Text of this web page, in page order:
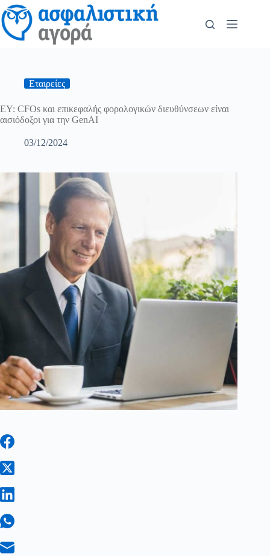
Εταιρείες
ΕΥ: CFOs και επικεφαλής φορολογικών διευθύνσεων είναι
αισιόδοξοι για την GenAI
03/12/2024